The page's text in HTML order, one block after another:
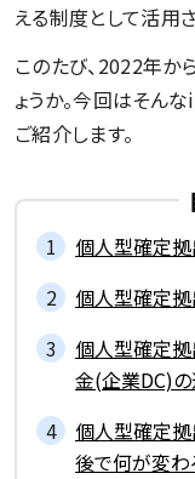
える制度として活用
このたび、2022年
ょうか。今回はそん
ご紹介します。
個人型確定拠
個人型確定拠
個人型確定
金(企業DC)の
個人型確定
後で何が変わ